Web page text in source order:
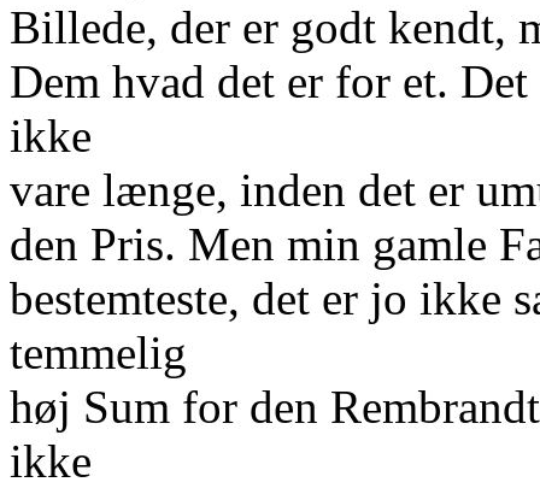
Billede, der er godt kendt,
Dem hvad det er for et.
ikke
vare længe, inden det er
den Pris. Men min gamle
bestemteste, det er jo ikke
temmelig
høj Sum for den
ikke